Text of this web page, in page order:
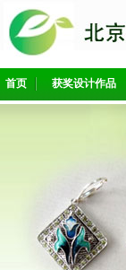
首页 获奖设计作品